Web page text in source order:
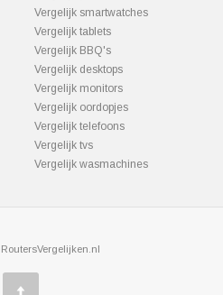
Vergelijk smartwatches
Vergelijk tablets
Vergelijk BBQ's
Vergelijk desktops
Vergelijk monitors
Vergelijk oordopjes
Vergelijk telefoons
Vergelijk tvs
Vergelijk wasmachines